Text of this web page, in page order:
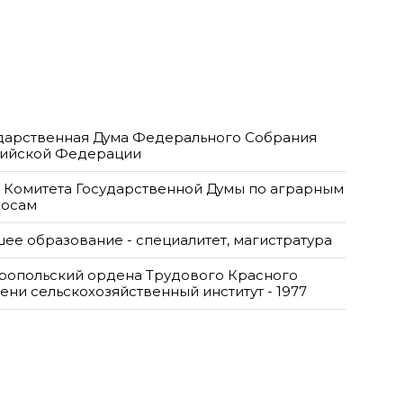
Дума Федерального Собрания
Федерации
Государственной Думы по аграрным
образование - специалитет, магистратура
ордена Трудового Красного
сельскохозяйственный институт - 1977